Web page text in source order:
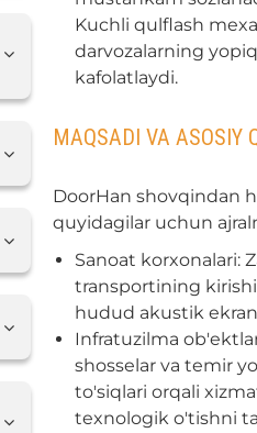
Kuchli qulflash
darvozalarning
kafolatlaydi.
MAQSADI VA ASOSIY
DoorHan shovqindan
quyidagilar uchun
Sanoat korxonalari:
transportining
hudud akustik
Infratuzilma
shosselar va temir
to'siqlari orqali
texnologik o'tishni